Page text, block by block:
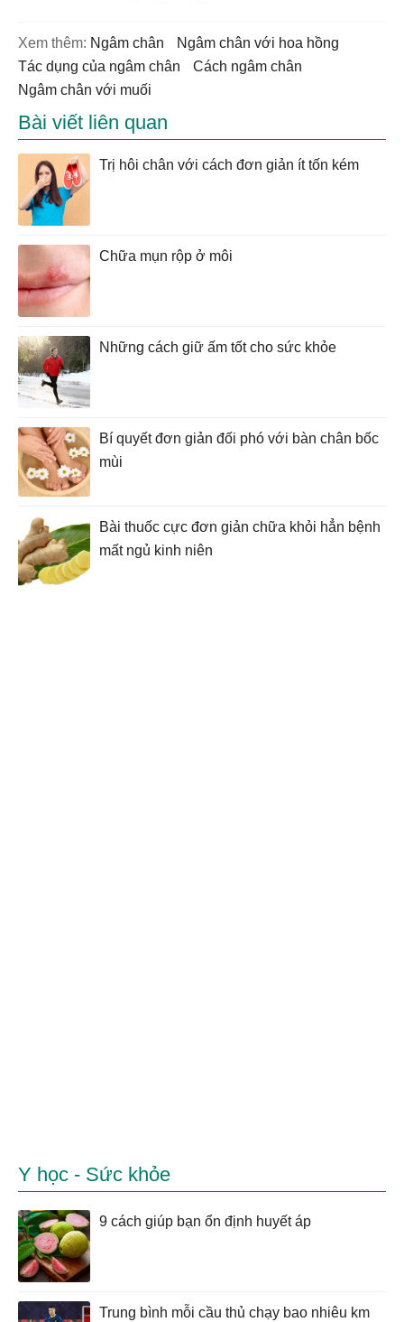
Xem thêm: ngâm chân
ngâm chân với hoa hồng
tác dụng của ngâm chân
cách ngâm chân
ngâm chân với muối
Bài viết liên quan
Trị hôi chân với cách đơn giản ít tốn kém
Chữa mụn rộp ở môi
Những cách giữ ấm tốt cho sức khỏe
Bí quyết đơn giản đối phó với bàn chân bốc
mùi
Bài thuốc cực đơn giản chữa khỏi hẳn bệnh
mất ngủ kinh niên
Y học - Sức khỏe
9 cách giúp bạn ổn định huyết áp
Trung bình mỗi cầu thủ chạy bao nhiêu km